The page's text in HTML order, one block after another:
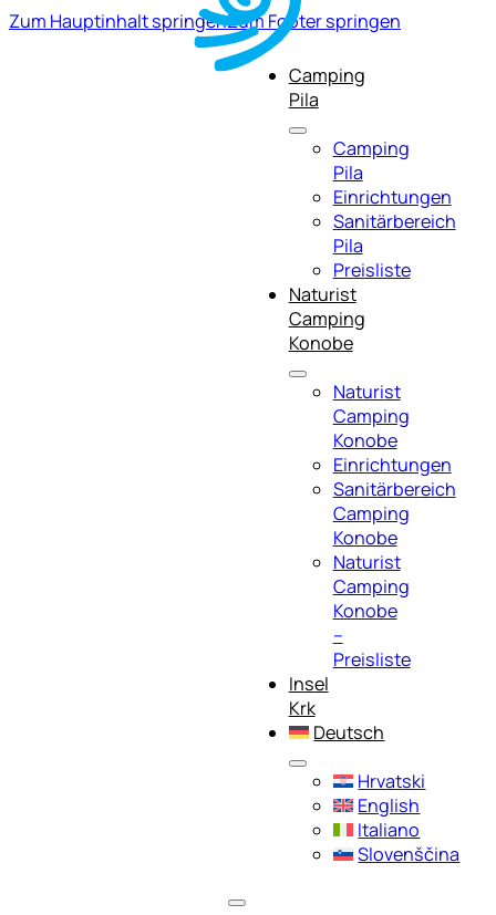
Zum Hauptinhalt springenZum Footer springen
Camping
Pila
Camping
Pila
Einrichtungen
Sanitärbereich
Pila
Preisliste
Naturist
Camping
Konobe
Naturist
Camping
Konobe
Einrichtungen
Sanitärbereich
Camping
Konobe
Naturist
Camping
Konobe
–
Preisliste
Insel
Krk
Deutsch
Hrvatski
English
Italiano
Slovenščina